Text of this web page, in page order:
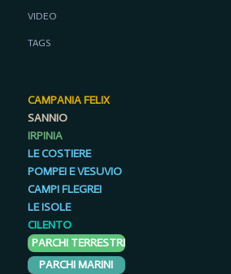
VIDEO
TAGS
CAMPANIA FELIX
SANNIO
IRPINIA
LE COSTIERE
POMPEI E VESUVIO
CAMPI FLEGREI
LE ISOLE
CILENTO
PARCHI TERRESTRI
PARCHI MARINI